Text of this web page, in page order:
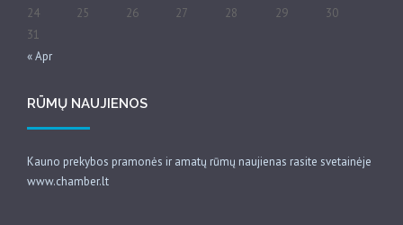
« Apr
24
25 26 27 28 29
30
31
RŪMŲ NAUJIENOS
Kauno prekybos pramonės ir amatų rūmų naujienas rasite svetainėje
www.chamber.lt